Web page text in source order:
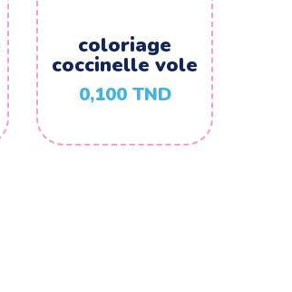
coloriage
coccinelle vole
0,100 TND